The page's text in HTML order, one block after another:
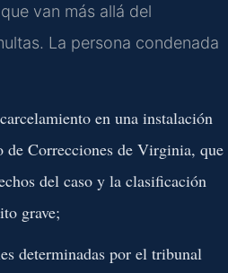
van más allá del
La persona condenada
en una instalación
de Correcciones de Virginia, que
del caso y la clasificación
grave;
determinadas por el tribunal